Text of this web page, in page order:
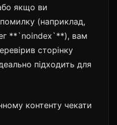
якщо ви
(наприклад,
**`noindex`**), вам
сторінку
підходить для
контенту чекати